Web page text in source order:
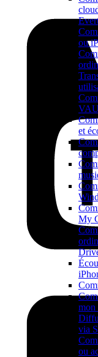
ou
et
My
mon
via
ou